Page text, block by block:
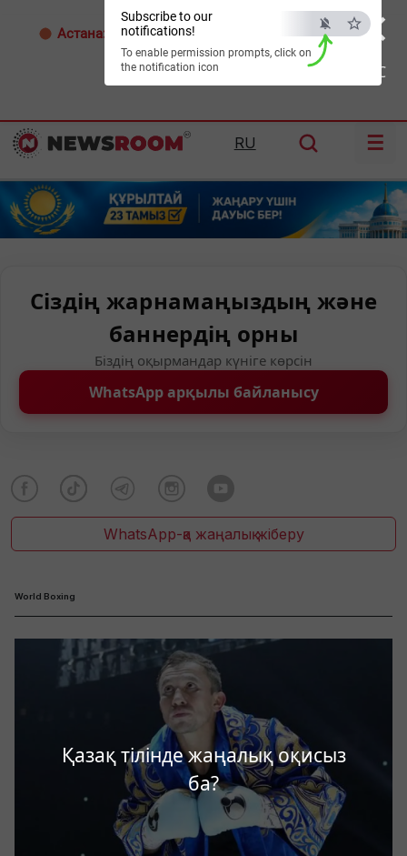
×
ESC
Қазақ тілінде жаңалық оқисыз
ба?
Subscribe to our
notifications!
To enable permission prompts, click on
the notification icon
Астана: 26°C Алматы: Шымкент:38°C
RU ☰
Сіздің жарнамаңыздың және
баннердің орны
Біздің оқырмандар күніге көрсін
WhatsApp арқылы байланысу
WhatsApp-қа жаңалық жіберу
World Boxing